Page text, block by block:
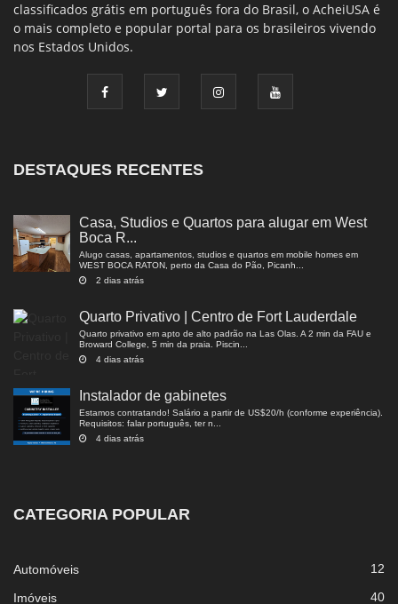
classificados grátis em português fora do Brasil, o AcheiUSA é
o mais completo e popular portal para os brasileiros vivendo
nos Estados Unidos.
DESTAQUES RECENTES
Casa, Studios e Quartos para alugar em West
Boca R...
Alugo casas, apartamentos, studios e quartos em mobile homes em
WEST BOCA RATON, perto da Casa do Pão, Picanh...
2 dias atrás
Quarto Privativo | Centro de Fort Lauderdale
Quarto privativo em apto de alto padrão na Las Olas. A 2 min da FAU e
Broward College, 5 min da praia. Piscin...
4 dias atrás
Instalador de gabinetes
Estamos contratando! Salário a partir de US$20/h (conforme experiência).
Requisitos: falar português, ter n...
4 dias atrás
CATEGORIA POPULAR
Automóveis 12
Imóveis 40